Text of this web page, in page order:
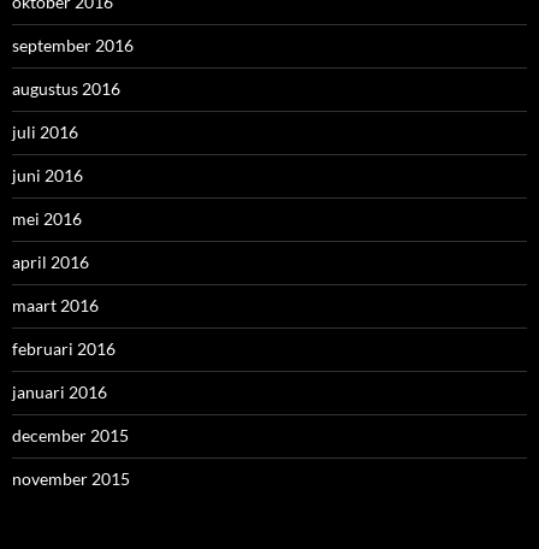
september 2016
augustus 2016
juli 2016
juni 2016
mei 2016
april 2016
maart 2016
februari 2016
januari 2016
december 2015
november 2015